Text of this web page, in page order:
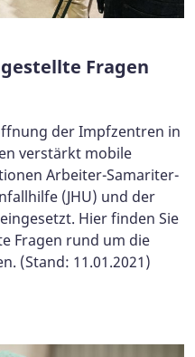
Fragen
der Impfzentren in
verstärkt mobile
Arbeiter-Samariter-
(JHU) und der
Hier finden Sie
Fragen rund um die
(Stand: 11.01.2021)